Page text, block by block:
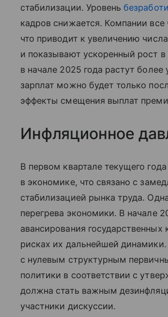
стабилизации. Уровень
кадров снижается. Компании
что приводит к увеличению
и показывают ускоренный рост
в начале 2025 года растут
зарплат можно будет только
эффекты смещения выплат
Инфляционное
В первом квартале текущего
в экономике, что связано с
стабилизацией рынка труда.
перегрева экономики. В начале
авансирования
рисках их дальнейшей
с нулевым структурным
политики в соответствии с
должна стать важным
участники дискуссии.